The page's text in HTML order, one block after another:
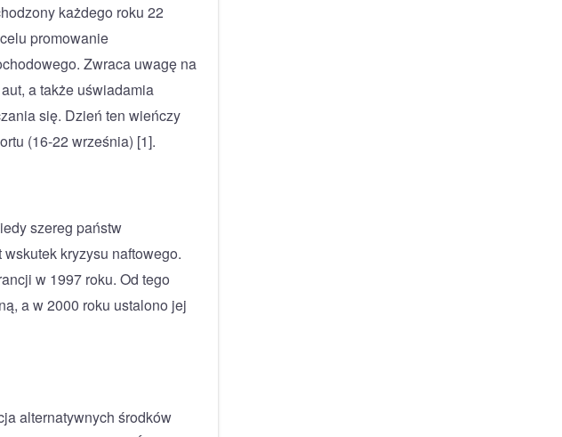
każdego roku 22
promowanie
Zwraca uwagę na
a także uświadamia
się. Dzień ten wieńczy
(16-22 września) [1].
szereg państw
kryzysu naftowego.
w 1997 roku. Od tego
a w 2000 roku ustalono jej
alternatywnych środków